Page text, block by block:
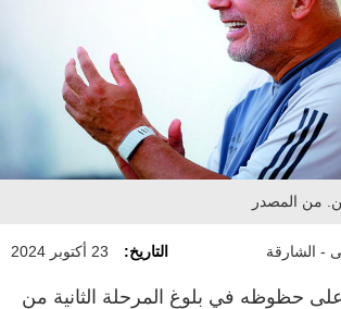
من المصدر
- الشارقة التاريخ: 23 أكتوبر 2024
حظوظه في بلوغ المرحلة الثانية من